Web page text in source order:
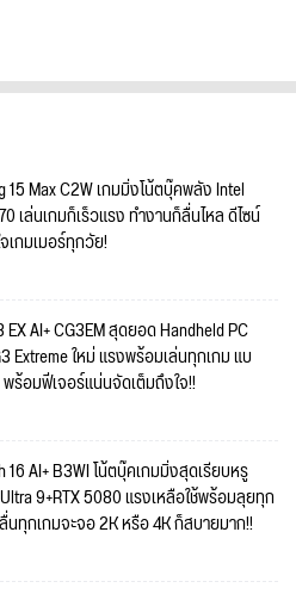
15 Max C2W เกมมิ่งโน้ตบุ๊คพลัง Intel
เล่นเกมก็เร็วแรง ทำงานก็ลื่นไหล ดีไซน์
เกมเมอร์ทุกวัย!
AI+ CG3EM สุดยอด Handheld PC
Extreme ใหม่ แรงพร้อมเล่นทุกเกม แบ
ร้อมฟีเจอร์แน่นจัดเต็มถึงใจ!!
16 AI+ B3WI โน้ตบุ๊คเกมมิ่งสุดเรียบหรู
9+RTX 5080 แรงเหลือใช้พร้อมลุยทุก
ทุกเกมจะจอ 2K หรือ 4K ก็สบายมาก!!